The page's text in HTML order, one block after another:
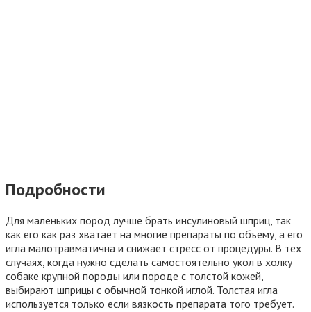
Подробности
Для маленьких пород лучше брать инсулиновый шприц, так
как его как раз хватает на многие препараты по объему, а его
игла малотравматична и снижает стресс от процедуры. В тех
случаях, когда нужно сделать самостоятельно укол в холку
собаке крупной породы или породе с толстой кожей,
выбирают шприцы с обычной тонкой иглой. Толстая игла
используется только если вязкость препарата того требует.